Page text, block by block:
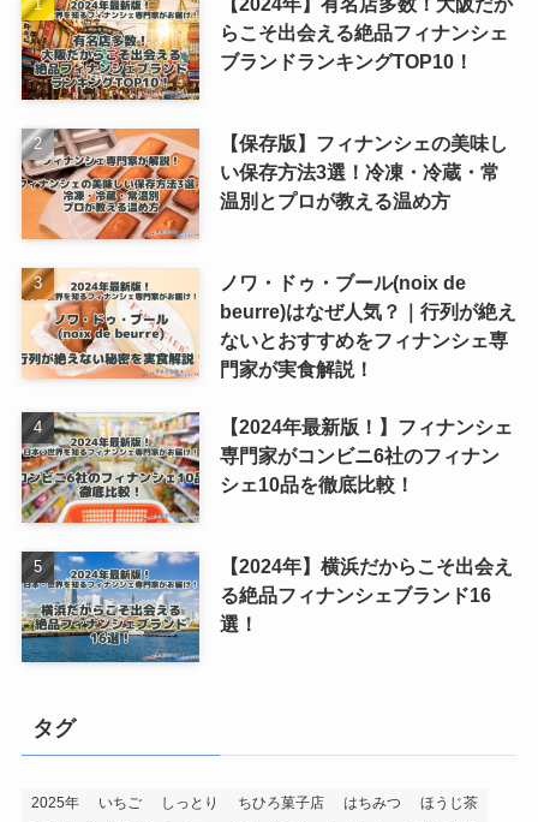
らこそ出会える絶品フィナンシェ
ブランドランキングTOP10！
【保存版】フィナンシェの美味し
い保存方法3選！冷凍・冷蔵・常
温別とプロが教える温め方
ノワ・ドゥ・ブール(noix de
beurre)はなぜ人気？｜行列が絶え
ないとおすすめをフィナンシェ専
門家が実食解説！
【2024年最新版！】フィナンシェ
専門家がコンビニ6社のフィナン
シェ10品を徹底比較！
【2024年】横浜だからこそ出会え
る絶品フィナンシェブランド16
選！
タグ
2025年 いちご しっとり ちひろ菓子店 はちみつ
ほうじ茶